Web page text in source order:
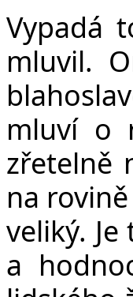
Vypadá
mluvil.
mluví o
zřetelně
na
veliký.
a